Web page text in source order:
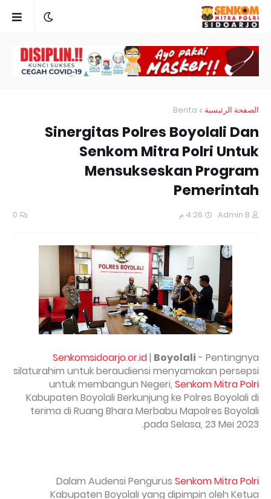
الصفحة الرئيسية Berita
Sinergitas Polres Boyolali Dan
Senkom Mitra Polri Untuk
Mensukseskan Program
Pemerintah
Admin B 4:26 م 0
Senkomsidoarjo.or.id| Boyolali - Pentingnya
silaturahim untuk beraudiensi menyamakan persepsi
untuk membangun Negeri, Senkom Mitra Polri
Kabupaten Boyolali Berkunjung ke Polres Boyolali di
terima di Ruang Bhara Merbabu Mapolres Boyolali
pada Selasa, 23 Mei 2023.
Dalam Audensi Pengurus Senkom Mitra Polri
Kabupaten Boyolali yang dipimpin oleh Ketua